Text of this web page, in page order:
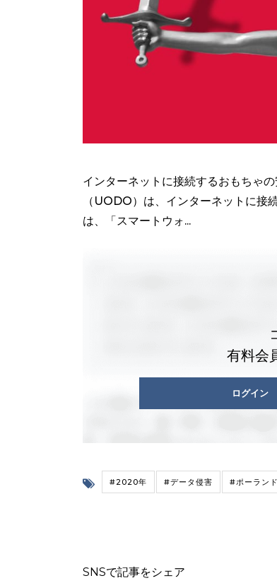
インターネットに接続するおもちゃ
（UODO）は、インターネットに接
は、「スマートウォ...
有料会
ログイン
#2020年 #データ侵害 #ポーランド
SNSで記事をシェア